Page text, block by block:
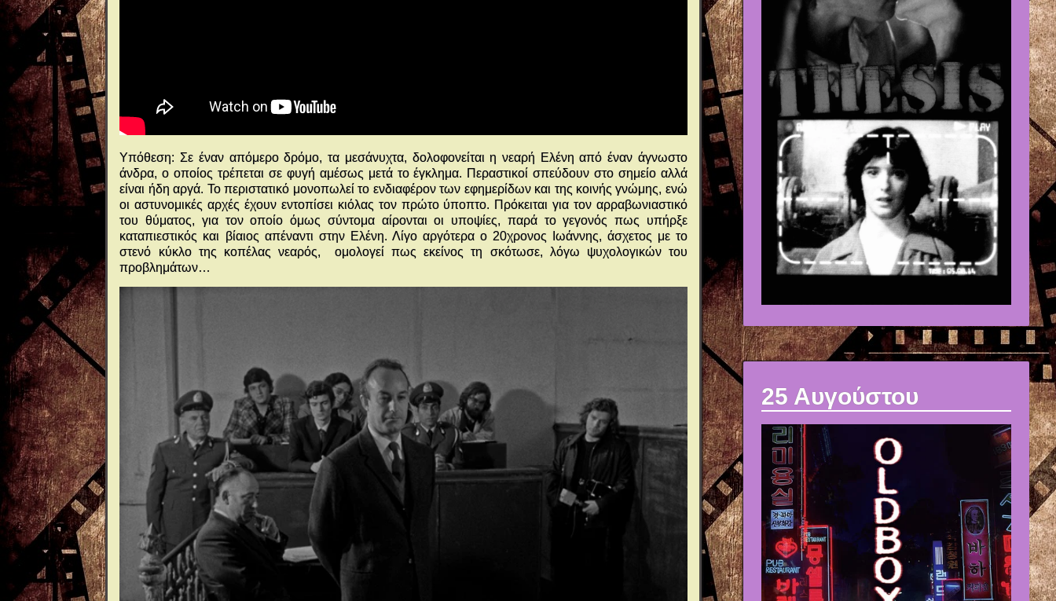
Υπόθεση: Σε έναν απόμερο δρόμο, τα μεσάνυχτα, δολοφονείται η νεαρή Ελένη από έναν άγνωστο
άνδρα, ο οποίος τρέπεται σε φυγή αμέσως μετά το έγκλημα. Περαστικοί σπεύδουν στο σημείο αλλά
είναι ήδη αργά. Το περιστατικό μονοπωλεί το ενδιαφέρον των εφημερίδων και της κοινής γνώμης, ενώ
οι αστυνομικές αρχές έχουν εντοπίσει κιόλας τον πρώτο ύποπτο. Πρόκειται για τον αρραβωνιαστικό
του θύματος, για τον οποίο όμως σύντομα αίρονται οι υποψίες, παρά το γεγονός πως υπήρξε
καταπιεστικός και βίαιος απέναντι στην Ελένη. Λίγο αργότερα ο 20χρονος Ιωάννης, άσχετος με το
στενό κύκλο της κοπέλας νεαρός, ομολογεί πως εκείνος τη σκότωσε, λόγω ψυχολογικών του
προβλημάτων…
25 Αυγούστου